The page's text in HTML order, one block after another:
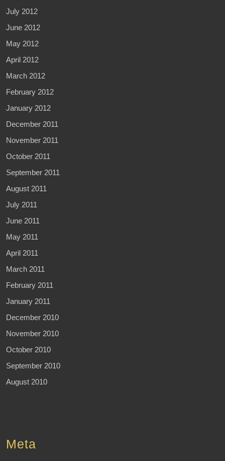
July 2012
June 2012
May 2012
April 2012
March 2012
February 2012
January 2012
December 2011
November 2011
October 2011
September 2011
August 2011
July 2011
June 2011
May 2011
April 2011
March 2011
February 2011
January 2011
December 2010
November 2010
October 2010
September 2010
August 2010
Meta